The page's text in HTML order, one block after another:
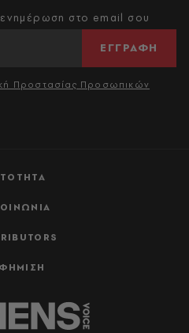
ενημέρωση στο email σου
ΕΓΓΡΑΦΗ
Προστασίας Προσωπικών